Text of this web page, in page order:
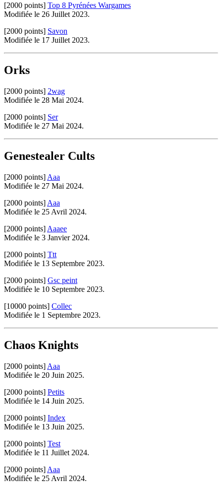
[2000 points] Top 8 Pyrénées Wargames
Modifiée le 26 Juillet 2023.
[2000 points] Savon
Modifiée le 17 Juillet 2023.
Orks
[2000 points] 2wag
Modifiée le 28 Mai 2024.
[2000 points] Ser
Modifiée le 27 Mai 2024.
Genestealer Cults
[2000 points] Aaa
Modifiée le 27 Mai 2024.
[2000 points] Aaa
Modifiée le 25 Avril 2024.
[2000 points] Aaaee
Modifiée le 3 Janvier 2024.
[2000 points] Ttt
Modifiée le 13 Septembre 2023.
[2000 points] Gsc peint
Modifiée le 10 Septembre 2023.
[10000 points] Collec
Modifiée le 1 Septembre 2023.
Chaos Knights
[2000 points] Aaa
Modifiée le 20 Juin 2025.
[2000 points] Petits
Modifiée le 14 Juin 2025.
[2000 points] Index
Modifiée le 13 Juin 2025.
[2000 points] Test
Modifiée le 11 Juillet 2024.
[2000 points] Aaa
Modifiée le 25 Avril 2024.